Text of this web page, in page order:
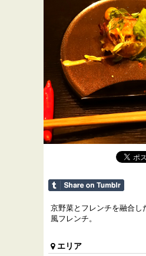
京野菜とフレンチを融合し
風フレンチ。
エリア